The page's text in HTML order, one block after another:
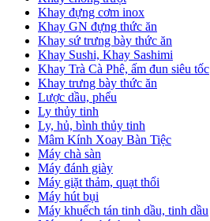
Khay đựng cơm inox
Khay GN đựng thức ăn
Khay sứ trưng bày thức ăn
Khay Sushi, Khay Sashimi
Khay Trà Cà Phê, ấm đun siêu tốc
Khay trưng bày thức ăn
Lược dầu, phểu
Ly thủy tinh
Ly, hủ, bình thủy tinh
Mâm Kính Xoay Bàn Tiệc
Máy chà sàn
Máy đánh giày
Máy giặt thảm, quạt thổi
Máy hút bụi
Máy khuếch tán tinh dầu, tinh dầu